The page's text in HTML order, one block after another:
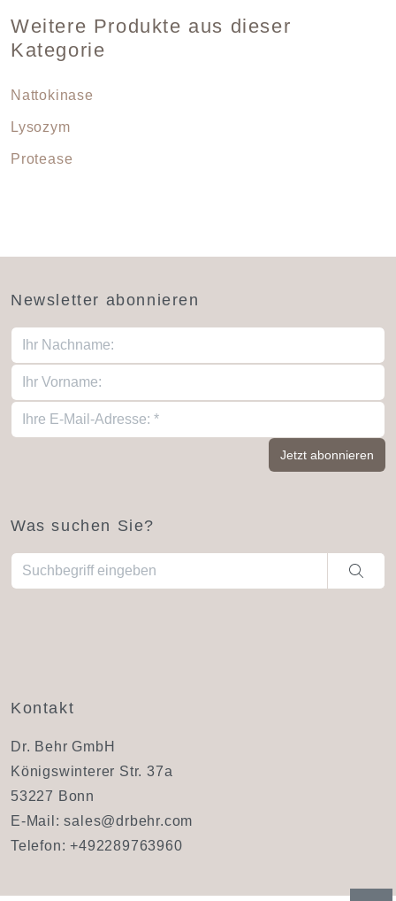
Weitere Produkte aus dieser
Kategorie
Nattokinase
Lysozym
Protease
Newsletter abonnieren
Was suchen Sie?
Wenn die Ergebnisse der automatischen
Kontakt
Dr. Behr GmbH
Königswinterer Str. 37a
53227 Bonn
E-Mail:sales@drbehr.com
Telefon:+492289763960